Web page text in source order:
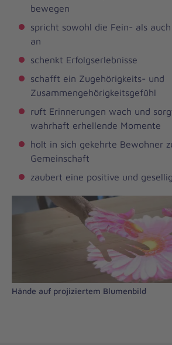
Hände auf projiziertem Blumenbild
bewegen
spricht sowohl die Fein- als
an
schenkt Erfolgserlebnisse
schafft ein Zugehörigkeits- und
Zusammengehörigkeitsgefühl
ruft Erinnerungen wach und
wahrhaft erhellende Momente
holt in sich gekehrte Bewohner
Gemeinschaft
zaubert eine positive und